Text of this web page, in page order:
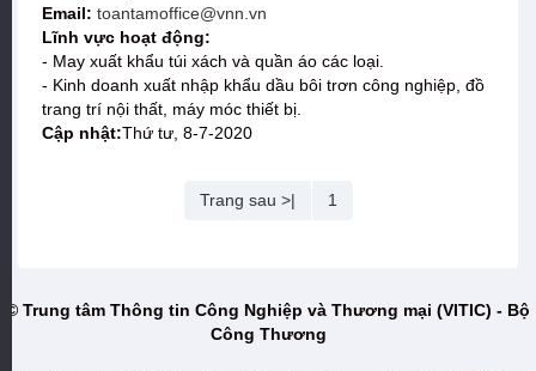
Email: toantamoffice@vnn.vn
Lĩnh vực hoạt động:
- May xuất khẩu túi xách và quần áo các loại.
- Kinh doanh xuất nhập khẩu dầu bôi trơn công nghiệp, đồ
trang trí nội thất, máy móc thiết bị.
Cập nhật:Thứ tư, 8-7-2020
Trang sau >| 1
© Trung tâm Thông tin Công Nghiệp và Thương mại (VITIC) - Bộ
Công Thương